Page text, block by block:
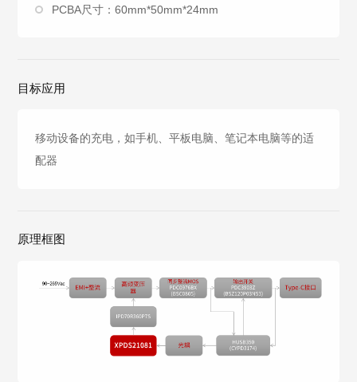
PCBA尺寸：60mm*50mm*24mm
目标应用
移动设备的充电，如手机、平板电脑、笔记本电脑等的适
配器
原理框图